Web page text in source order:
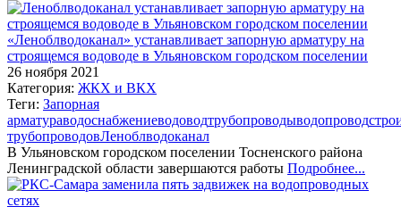
«Леноблводоканал» устанавливает запорную арматуру на
строящемся водоводе в Ульяновском городском поселении
26 ноября 2021
Категория: ЖКХ и ВКХ
Теги: Запорная
арматураводоснабжениеводоводтрубопроводыводопровод
трубопроводовЛеноблводоканал
В Ульяновском городском поселении Тосненского района
Ленинградской области завершаются работы Подробнее...